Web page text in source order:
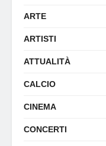
ARTE
ARTISTI
ATTUALITÀ
CALCIO
CINEMA
CONCERTI